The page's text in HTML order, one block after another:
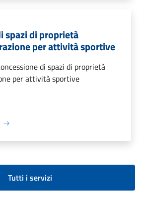
spazi di proprietà
per attività sportive
di spazi di proprietà
per attività sportive
Tutti i servizi